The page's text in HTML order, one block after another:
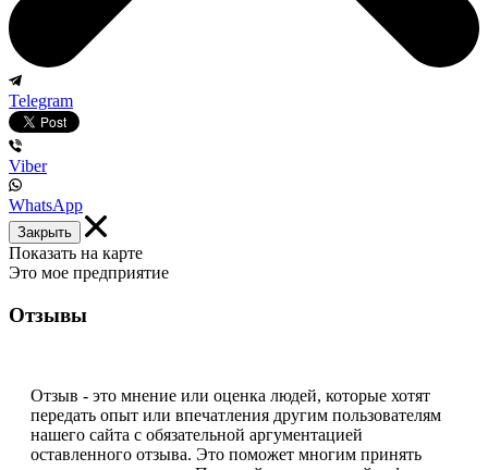
Telegram
Viber
WhatsApp
Закрыть
Показать на карте
Это мое предприятие
Отзывы
Отзыв - это мнение или оценка людей, которые хотят
передать опыт или впечатления другим пользователям
нашего сайта с обязательной аргументацией
оставленного отзыва. Это поможет многим принять